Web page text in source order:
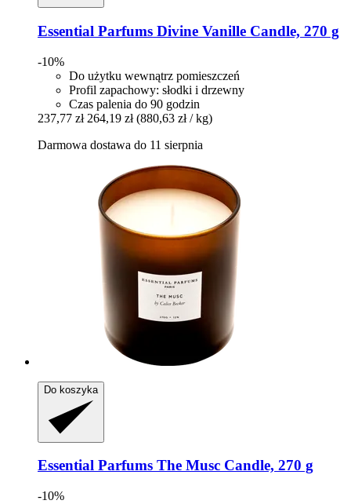
Essential Parfums Divine Vanille Candle, 270 g
-10%
Do użytku wewnątrz pomieszczeń
Profil zapachowy: słodki i drzewny
Czas palenia do 90 godzin
237,77 zł 264,19 zł (880,63 zł / kg)
Darmowa dostawa do 11 sierpnia
Do koszyka
Essential Parfums The Musc Candle, 270 g
-10%